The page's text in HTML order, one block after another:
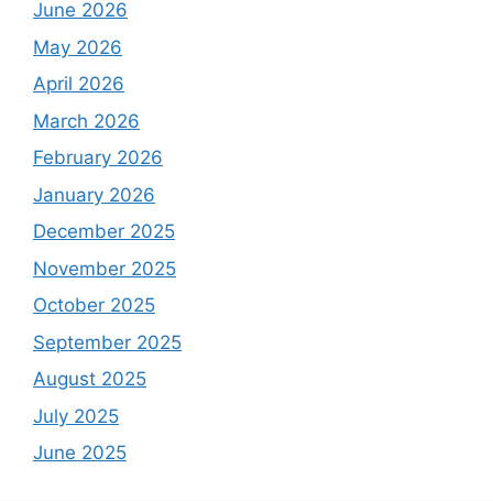
June 2026
May 2026
April 2026
March 2026
February 2026
January 2026
December 2025
November 2025
October 2025
September 2025
August 2025
July 2025
June 2025